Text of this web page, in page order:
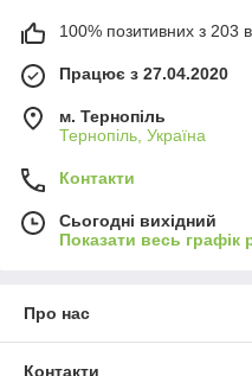
100% позитивних з 203
Працює з 27.04.2020
м. Тернопіль
Тернопіль, Україна
Контакти
Сьогодні вихідний
Показати весь графік
Про нас
Контакти